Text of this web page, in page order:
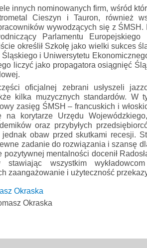
innych nominowanych firm, wśród
Cieszyn i Tauron, również
wywodzących się z ŚMSH.
Parlamentu
określił Szkołę jako wielki sukces
i Uniwersytetu
liczyć jako propagatora osiągnięć
oficjalnej zebrani usłyszeli
kilka muzycznych standardów. W
zasięg ŚMSH – francuskich i
na korytarze Urzędu
oraz przybyłych
jednak obaw przed skutkami recesji.
zadanie do rozwiązania i szansę
pozytywnej mentalności docenił
stawiając wszystkim
zaangażowanie i użyteczność
Okraska
Okraska